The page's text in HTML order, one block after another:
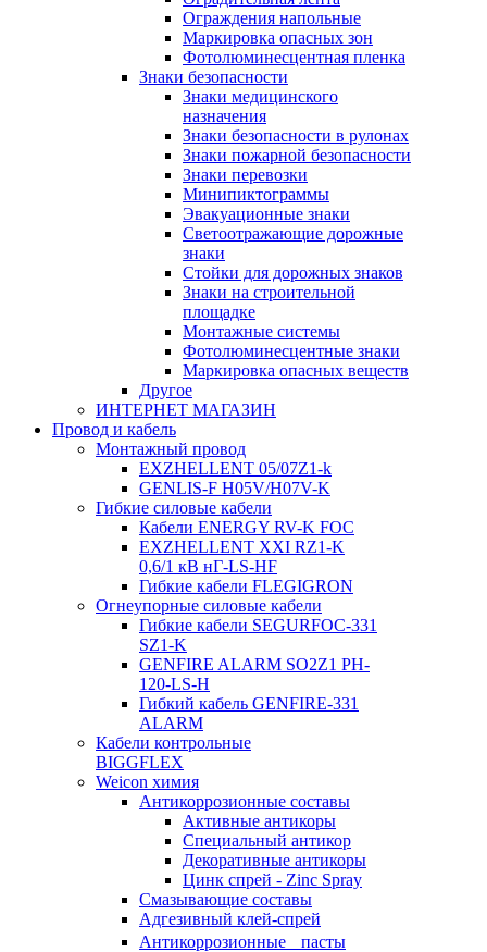
Ограждения напольные
Маркировка опасных зон
Фотолюминесцентная пленка
Знаки безопасности
Знаки медицинского
назначения
Знаки безопасности в рулонах
Знаки пожарной безопасности
Знаки перевозки
Минипиктограммы
Эвакуационные знаки
Светоотражающие дорожные
знаки
Стойки для дорожных знаков
Знаки на строительной
площадке
Монтажные системы
Фотолюминесцентные знаки
Маркировка опасных веществ
Другое
ИНТЕРНЕТ МАГАЗИН
Провод и кабель
Монтажный провод
EXZHELLENT 05/07Z1-k
GENLIS-F Н05V/H07V-K
Гибкие силовые кабели
Кабели ENERGY RV-K FOC
EXZHELLENT XXI RZ1-K
0,6/1 кВ нГ-LS-HF
Гибкие кабели FLEGIGRON
Огнеупорные силовые кабели
Гибкие кабели SEGURFOC-331
SZ1-K
GENFIRE ALARM SO2Z1 PH-
120-LS-H
Гибкий кабель GENFIRE-331
ALARM
Кабели контрольные
BIGGFLEX
Weicon химия
Антикоррозионные составы
Активные антикоры
Специальный антикор
Декоративные антикоры
Цинк спрей - Zinc Spray
Смазывающие составы
Адгезивный клей-спрей
Антикоррозионные пасты